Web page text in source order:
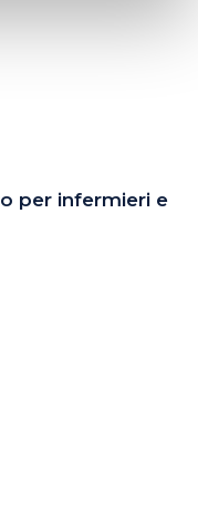
per infermieri e